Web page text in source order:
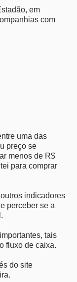
em
com
uma das
preço se
menos de R$
para comprar
indicadores
perceber se a
tais
fluxo de caixa.
do site